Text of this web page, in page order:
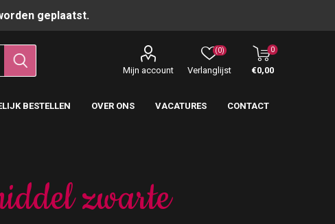
geplaatst.
Mijn account Verlanglijst
(0) 0
€0,00
BESTELLEN OVER ONS VACATURES CONTACT
zwarte